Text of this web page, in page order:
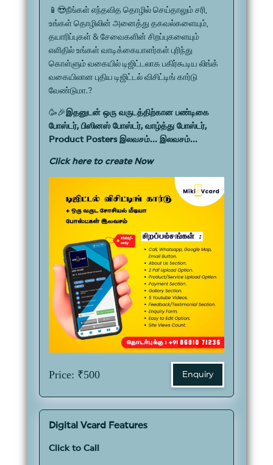
📱😍நீங்கள் எந்தவித தொழில் செய்தாலும் சரி,
உங்கள் தொழிலின் அனைத்து தகவல்களையும்,
தயாரிப்புகள் & சேவைகளின் சிறப்புகளையும்
எளிதில் உங்கள் வாடிக்கையாளர்கள் புரிந்து
கொள்ளும் வகையில் டிஜிட்டலாக பகிர்கூடிய லிங்க்
வகையிலான புதிய டிஜிட்டல் விசிட்டிங் கார்டு
வேண்டுமா.?
🥳🎉இதனுடன் ஒரு வருடத்திற்கான பண்டிகை
போஸ்டர், பிஸினஸ் போஸ்டர், வாழ்த்து போஸ்டர்,
Product Posters இலவசம்... இலவசம்...
Click here to create Now
Price: ₹500 Enquiry
Digital Vcard Features
Click to Call